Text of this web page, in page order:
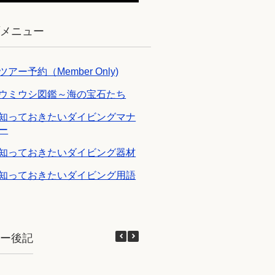
ニュー
アー予約（Member Only)
ウミウシ図鑑～海の宝石たち
っておきたいダイビングマナ
っておきたいダイビング器材
っておきたいダイビング用語
ー後記